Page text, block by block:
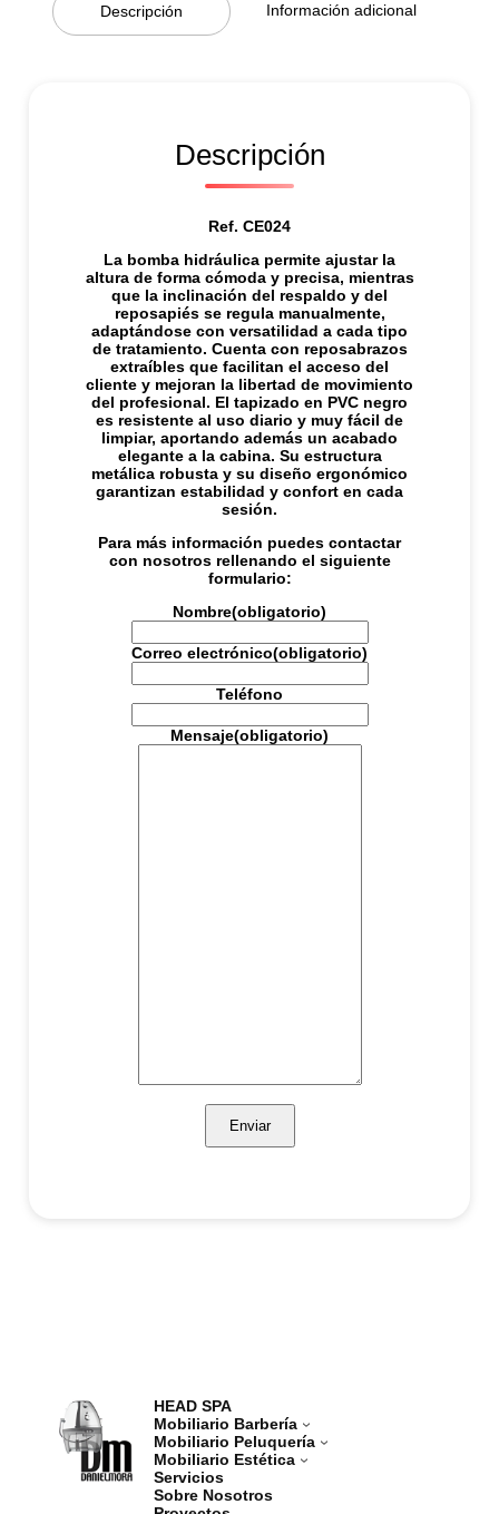
Descripción Información adicional
Descripción
Ref. CE024
La bomba hidráulica permite ajustar la
altura de forma cómoda y precisa, mientras
que la inclinación del respaldo y del
reposapiés se regula manualmente,
adaptándose con versatilidad a cada tipo
de tratamiento. Cuenta con reposabrazos
extraíbles que facilitan el acceso del
cliente y mejoran la libertad de movimiento
del profesional. El tapizado en PVC negro
es resistente al uso diario y muy fácil de
limpiar, aportando además un acabado
elegante a la cabina. Su estructura
metálica robusta y su diseño ergonómico
garantizan estabilidad y confort en cada
sesión.
Para más información puedes contactar
con nosotros rellenando el siguiente
formulario:
Nombre(obligatorio)
Correo electrónico(obligatorio)
Teléfono
Mensaje(obligatorio)
Enviar
HEAD SPA
Mobiliario Barbería
Mobiliario Peluquería
Mobiliario Estética
Servicios
Sobre Nosotros